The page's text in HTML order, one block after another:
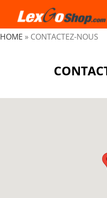
content
HOME » CONTACTEZ-NOUS